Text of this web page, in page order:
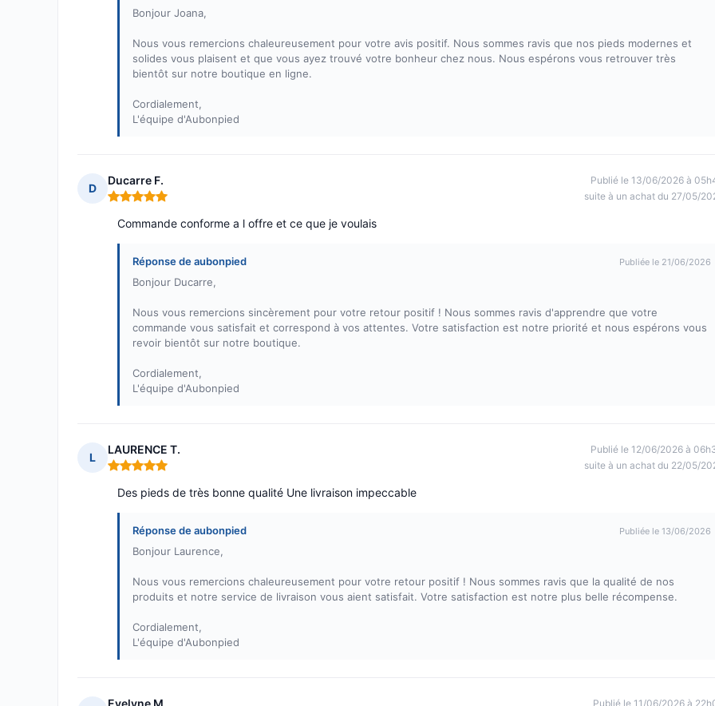
Bonjour Joana,
Nous vous remercions chaleureusement pour votre avis positif. Nous sommes ravis que nos pieds modernes et
solides vous plaisent et que vous ayez trouvé votre bonheur chez nous. Nous espérons vous retrouver très
bientôt sur notre boutique en ligne.
Cordialement,
L'équipe d'Aubonpied
D
Ducarre F.
Note : 5 sur 5
Publié le 13/06/2026 à
suite à un achat du 27/05/
Commande conforme a l offre et ce que je voulais
Réponse de aubonpied Publiée le 21/06/2026
Bonjour Ducarre,
Nous vous remercions sincèrement pour votre retour positif ! Nous sommes ravis d'apprendre que votre
commande vous satisfait et correspond à vos attentes. Votre satisfaction est notre priorité et nous espérons vous
revoir bientôt sur notre boutique.
Cordialement,
L'équipe d'Aubonpied
L
LAURENCE T.
Note : 5 sur 5
Publié le 12/06/2026 à
suite à un achat du 22/05/
Des pieds de très bonne qualité Une livraison impeccable
Réponse de aubonpied Publiée le 13/06/2026
Bonjour Laurence,
Nous vous remercions chaleureusement pour votre retour positif ! Nous sommes ravis que la qualité de nos
produits et notre service de livraison vous aient satisfait. Votre satisfaction est notre plus belle récompense.
Cordialement,
L'équipe d'Aubonpied
Publié le 11/06/2026 à